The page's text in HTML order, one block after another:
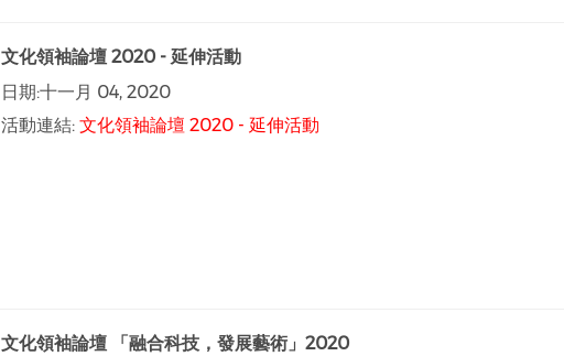
文化領袖論壇 2020 - 延伸活動
日期:十一月 04, 2020
活動連結: 文化領袖論壇 2020 - 延伸活動
文化領袖論壇 「融合科技，發展藝術」2020